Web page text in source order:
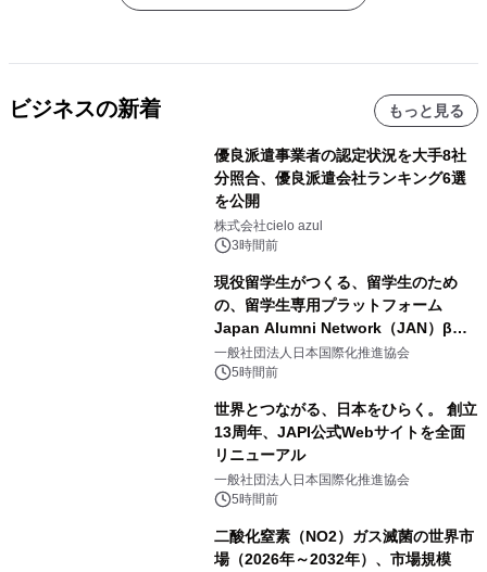
ビジネスの新着 もっと見る
優良派遣事業者の認定状況を大手8社
分照合、優良派遣会社ランキング6選
を公開
株式会社cielo azul
3時間前
現役留学生がつくる、留学生のため
の、留学生専用プラットフォーム
Japan Alumni Network（JAN）β版
をリリース
一般社団法人日本国際化推進協会
5時間前
世界とつながる、日本をひらく。 創立
13周年、JAPI公式Webサイトを全面
リニューアル
一般社団法人日本国際化推進協会
5時間前
二酸化窒素（NO2）ガス滅菌の世界市
場（2026年～2032年）、市場規模